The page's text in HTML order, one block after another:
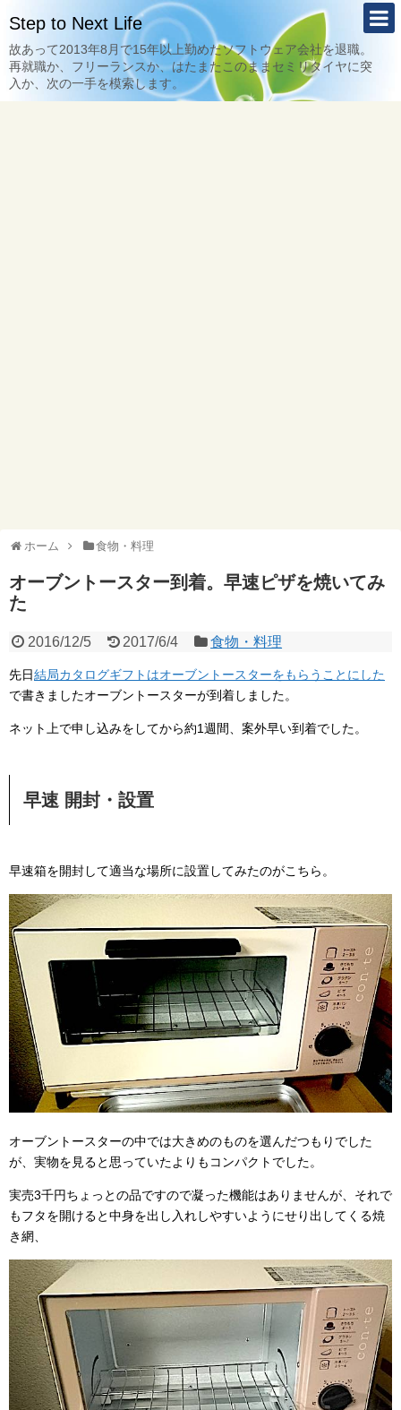
Step to Next Life
故あって2013年8月で15年以上勤めたソフトウェア会社を退職。
再就職か、フリーランスか、はたまたこのままセミリタイヤに突
入か、次の一手を模索します。
ホーム 食物・料理
オーブントースター到着。早速ピザを焼いてみ
た
2016/12/5 2017/6/4 食物・料理
先日結局カタログギフトはオーブントースターをもらうことにした
で書きましたオーブントースターが到着しました。
ネット上で申し込みをしてから約1週間、案外早い到着でした。
早速 開封・設置
早速箱を開封して適当な場所に設置してみたのがこちら。
オーブントースターの中では大きめのものを選んだつもりでした
が、実物を見ると思っていたよりもコンパクトでした。
実売3千円ちょっとの品ですので凝った機能はありませんが、それで
もフタを開けると中身を出し入れしやすいようにせり出してくる焼
き網、